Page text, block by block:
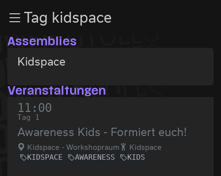
Zum InhaltTag kidspace
Assemblies
Kidspace
Veranstaltungen
11:00
Tag 1
Awareness Kids - Formiert euch!
Kidspace - Workshopraum Kidspace
KIDSPACE AWARENESS KIDS